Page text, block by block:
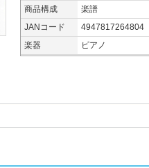
商品構成
楽譜
JANコード
4947817264804
楽器
ピアノ